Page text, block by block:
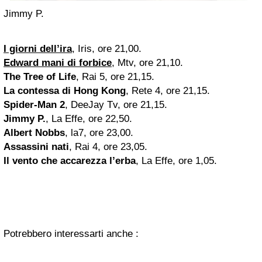
Jimmy P.
I giorni dell’ira, Iris, ore 21,00.
Edward mani di forbice, Mtv, ore 21,10.
The Tree of Life, Rai 5, ore 21,15.
La contessa di Hong Kong, Rete 4, ore 21,15.
Spider-Man 2, DeeJay Tv, ore 21,15.
Jimmy P., La Effe, ore 22,50.
Albert Nobbs, la7, ore 23,00.
Assassini nati, Rai 4, ore 23,05.
Il vento che accarezza l’erba, La Effe, ore 1,05.
Potrebbero interessarti anche :